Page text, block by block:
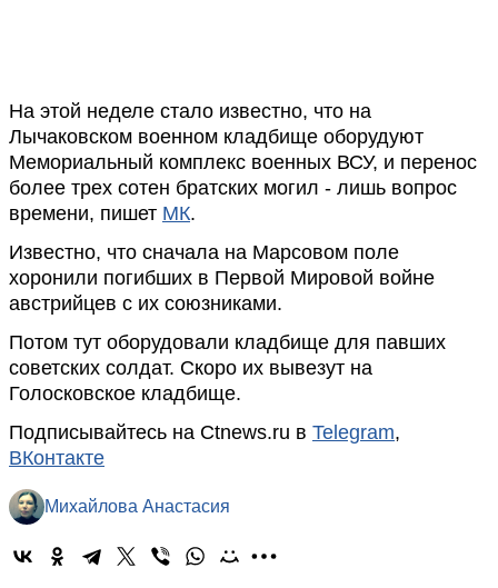
На этой неделе стало известно, что на
Лычаковском военном кладбище оборудуют
Мемориальный комплекс военных ВСУ, и перенос
более трех сотен братских могил - лишь вопрос
времени, пишет МК.
Известно, что сначала на Марсовом поле
хоронили погибших в Первой Мировой войне
австрийцев с их союзниками.
Потом тут оборудовали кладбище для павших
советских солдат. Скоро их вывезут на
Голосковское кладбище.
Подписывайтесь на Ctnews.ru в Telegram,
ВКонтакте
Михайлова Анастасия